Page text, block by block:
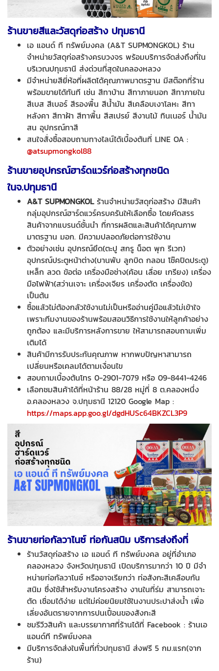
ร้านขายสีและวัสดุก่อสร้าง ปทุมธานี
เอ แอนด์ ที ทรัพย์มงคล (A&T SUPMONGKOL) ร้าน
จำหน่ายวัสดุก่อสร้างครบวงจร พร้อมบริการจัดส่งถึงที่ใน
บริเวณปทุมธานี ส่งด่วนที่สุดในคลองหลวง
มีจำหน่ายสียี่ห้อที่ผลิตได้คุณภาพมาตรฐาน มีสต๊อกที่ร้าน
พร้อมขายได้ทันที เช่น สีทาบ้าน สีทาภายนอก สีทาภายใน
สีเบส สีเบอร์ สีรองพื้น สีน้ำมัน สีเคลือบเงาโลหะ สีทา
หลังคา สีทาฝ้า สีทาพื้น สีสเปรย์ สีงานไม้ ทินเนอร์ น้ำมัน
สน อุปกรณ์ทาสี
สนใจสั่งซื้อสอบถามทางไลน์ได้เบื้องต้นที่ LINE OA :
@atsupmongkol88
ร้านขายอุปกรณ์ฮาร์ดแวร์ก่อสร้างทุกชนิด
ในจ.ปทุมธานี
A&T SUPMONGKOLร้านจำหน่ายวัสดุก่อสร้าง มีสินค้า
กลุ่มอุปกรณ์ฮาร์ดแวร์ครบครันให้เลือกซื้อ โดยคัดสรร
สินค้าจากแบรนด์ชั้นนำ ที่การผลิตและสินค้าได้คุณภาพ
มาตรฐาน มอก. มีความปลอดภัยต่อการใช้งาน
ตัวอย่างเช่น อุปกรณ์ยึด(ตะปู สกรู น็อต พุก รีเวท)
อุปกรณ์ประตูหน้าต่าง(บานพับ ลูกบิด กลอน โช๊คปิดประตู)
เหล็ก ลวด ข้อต่อ เครื่องมือช่าง(ค้อน เลื่อย เกรียง) เครื่อง
มือไฟฟ้า(สว่านเจาะ เครื่องเจียร เครื่องตัด เครื่องขัด)
เป็นต้น
ซื้อแล้วไม่ต้องกลัวใช้งานไม่เป็นหรืออ่านคู่มือแล้วไม่เข้าใจ
เพราะทีมงานของร้านพร้อมสอนวิธีการใช้งานให้ลูกค้าอย่าง
ถูกต้อง และมีบริการหลังการขาย ให้สามารถสอบถามเพิ่ม
เติมได้
สินค้ามีการรับประกันคุณภาพ หากพบปัญหาสามารถ
เปลี่ยนหรือเคลมได้ตามเงื่อนไข
สอบถามเบื้องต้นโทร 0-2901-7079 หรือ 09-8441-4246
เลือกชมสินค้าได้ที่หน้าร้าน 88/28 หมู่ที่ 8 ต.คลองหนึ่ง
อ.คลองหลวง จ.ปทุมธานี 12120 Google Map :
https://maps.app.goo.gl/dgdHUSc64BKZCL3P9
ร้านขายท่อกัลวาไนซ์ ท่อกันสนิม บริการส่งถึงที่
ร้านวัสดุก่อสร้าง เอ แอนด์ ที ทรัพย์มงคล อยู่ที่อำเภอ
คลองหลวง จังหวัดปทุมธานี เปิดบริการมากว่า 10 ปี มีจำ
หน่ายท่อกัลวาไนซ์ หรืออาจเรียกว่า ท่อสังกะสีเคลือบกัน
สนิม ซึ่งใช้สำหรับงานโครงสร้าง งานในที่ร่ม สามารถเจาะ
ตัด เชื่อมได้ง่าย แต่ไม่ค่อยนิยมใช้ในงานประปาส่งน้ำ เพื่อ
เลี่ยงอันตรายจากการปนเปื้อนของสังกะสี
ชมรีวีวสินค้า และบรรยากาศที่ร้านได้ที่ Facebook : ร้านเอ
แอนด์ที ทรัพย์มงคล
มีบริการจัดส่งในพื้นที่ทั่วปทุมธานี ส่งฟรี 5 กม.แรก(จาก
ร้าน)